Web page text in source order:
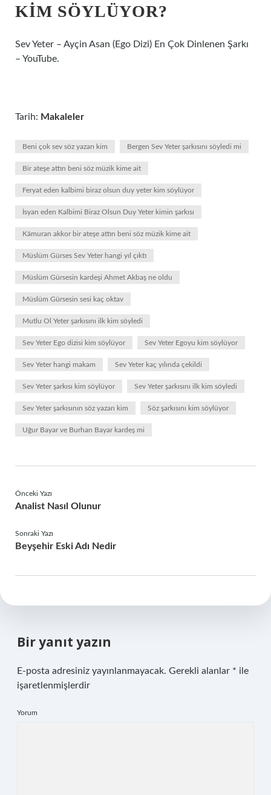
KIM SÖYLÜYOR?
Sev Yeter – Ayçin Asan (Ego Dizi) En Çok Dinlenen Şarkı
– YouTube.
Tarih: Makaleler
Beni çok sev söz yazarı kim Bergen Sev Yeter şarkısını söyledi mi
Bir ateşe attın beni söz müzik kime ait
Feryat eden kalbimi biraz olsun duy yeter kim söylüyor
İsyan eden Kalbimi Biraz Olsun Duy Yeter kimin şarkısı
Kâmuran akkor bir ateşe attın beni söz müzik kime ait
Müslüm Gürses Sev Yeter hangi yıl çıktı
Müslüm Gürsesin kardeşi Ahmet Akbaş ne oldu
Müslüm Gürsesin sesi kaç oktav
Mutlu Ol Yeter şarkısını ilk kim söyledi
Sev Yeter Ego dizisi kim söylüyor Sev Yeter Egoyu kim söylüyor
Sev Yeter hangi makam Sev Yeter kaç yılında çekildi
Sev Yeter şarkısı kim söylüyor Sev Yeter şarkısını ilk kim söyledi
Sev Yeter şarkısının söz yazarı kim Söz şarkısını kim söylüyor
Uğur Bayar ve Burhan Bayar kardeş mi
Önceki Yazı
Analist Nasıl Olunur
Sonraki Yazı
Beyşehir Eski Adı Nedir
Bir yanıt yazın
E-posta adresiniz yayınlanmayacak. Gerekli alanlar * ile
işaretlenmişlerdir
Yorum